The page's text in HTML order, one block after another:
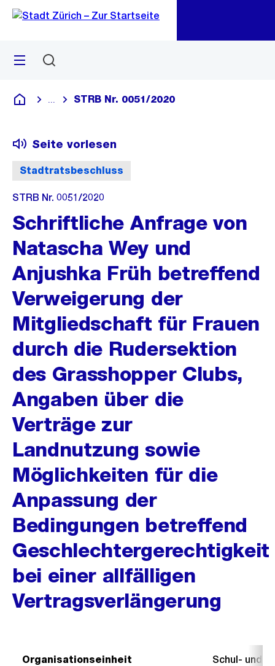
Navigation
Sprunglink
Menü
Deutsch
Blende alle Breadcrumbs ein
STRB Nr. 0051/2020
Stadtratsbeschluss
Seite vorlesen
STRB Nr. 0051/2020
Schriftliche Anfrage von
Natascha Wey und
Anjushka Früh betreffend
Verweigerung der
Mitgliedschaft für Frauen
durch die Rudersektion
des Grasshopper Clubs,
Angaben über die
Verträge zur
Landnutzung sowie
Möglichkeiten für die
Anpassung der
Bedingungen betreffend
Geschlechtergerechtigkeit
bei einer allfälligen
Vertragsverlängerung
Organisationseinheit Schul- und